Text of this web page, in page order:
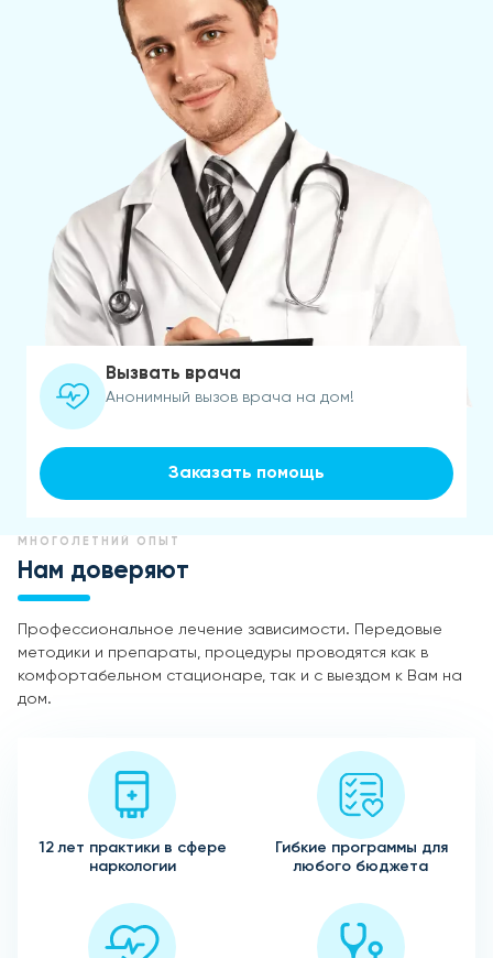
Вызвать врача
Анонимный вызов врача на дом!
Заказать помощь
МНОГОЛЕТНИЙ ОПЫТ
Нам доверяют
Профессиональное лечение зависимости. Передовые
методики и препараты, процедуры проводятся как в
комфортабельном стационаре, так и с выездом к Вам на
дом.
12 лет практики в сфере
наркологии
Гибкие программы для
любого бюджета